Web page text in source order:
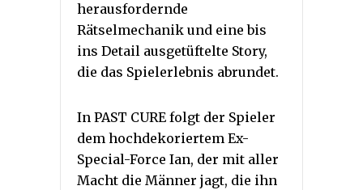
herausfordernde
Rätselmechanik und eine bis
ins Detail ausgetüftelte Story,
die das Spielerlebnis abrundet.
In PAST CURE folgt der Spieler
dem hochdekoriertem Ex-
Special-Force Ian, der mit aller
Macht die Männer jagt, die ihn